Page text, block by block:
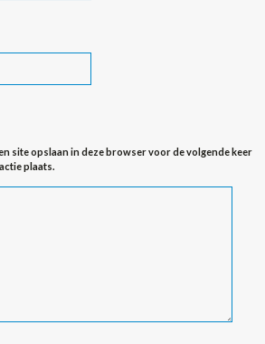
site opslaan in deze browser voor de volgende keer
plaats.